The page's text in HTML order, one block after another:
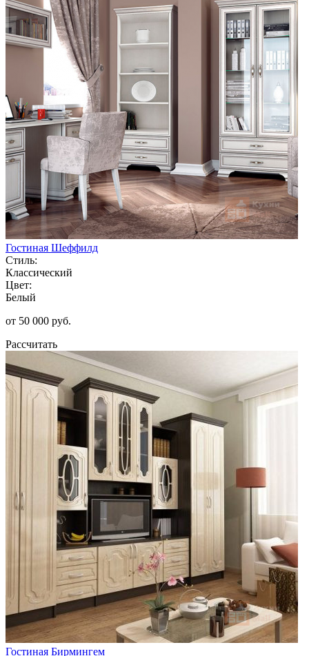
Гостиная Шеффилд
Стиль:
Классический
Цвет:
Белый
от 50 000 руб.
Рассчитать
Гостиная Бирмингем